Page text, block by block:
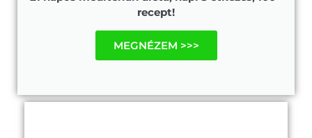
recept!
MEGNÉZEM >>>